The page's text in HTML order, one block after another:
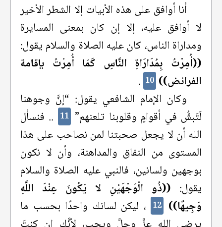
أنا أوافق على هذه الأبيات إلا الشطر الأخير
لا أوافق عليه، إلا إن كان بمعنى المسايرة
ومداراة الناس، كان عليه الصلاة والسلام يقول:
((أُمِرْتُ بِمُدَارَاةِ النَّاسِ كَمَا أُمِرْتُ بإقامة
الفرائض)) 10
.
وكان الإمام الشافعي يقول: “إنَّ وجوهنا
لَتَبشُّ في أقوامٍ وقلوبنا تلعنهم” 11 .. فنسأل
الله أن لا يجعل صحبتنا لمن نصاحب على هذا
المستوى من النفاق والمداهنة، وأن لا نكون
بوجهين ولسانين، فالنبي عليه الصلاة والسلام
يقول: ((ذُو الْوَجْهَيْنِ لا يَكُونَ عِنْدَ اللَّهِ
وَجِيهًا)) 12 ، ليكن لسانك واحدًا بحسب ما